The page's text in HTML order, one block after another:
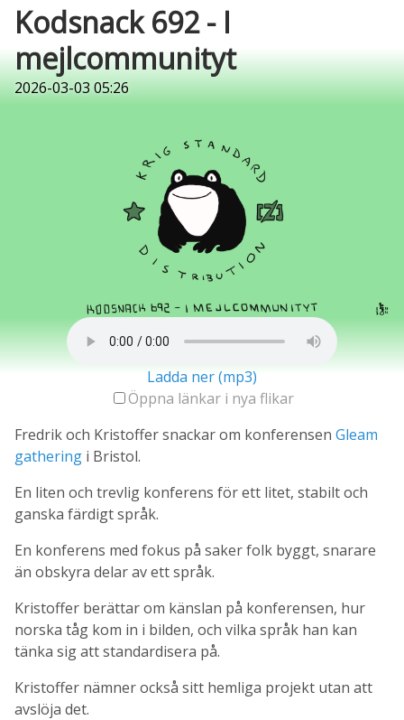
Kodsnack 692 - I
mejlcommunityt
2026-03-03 05:26
Ladda ner (mp3)
Öppna länkar i nya flikar
Fredrik och Kristoffer snackar om konferensen Gleam
gathering i Bristol.
En liten och trevlig konferens för ett litet, stabilt och
ganska färdigt språk.
En konferens med fokus på saker folk byggt, snarare
än obskyra delar av ett språk.
Kristoffer berättar om känslan på konferensen, hur
norska tåg kom in i bilden, och vilka språk han kan
tänka sig att standardisera på.
Kristoffer nämner också sitt hemliga projekt utan att
avslöja det.